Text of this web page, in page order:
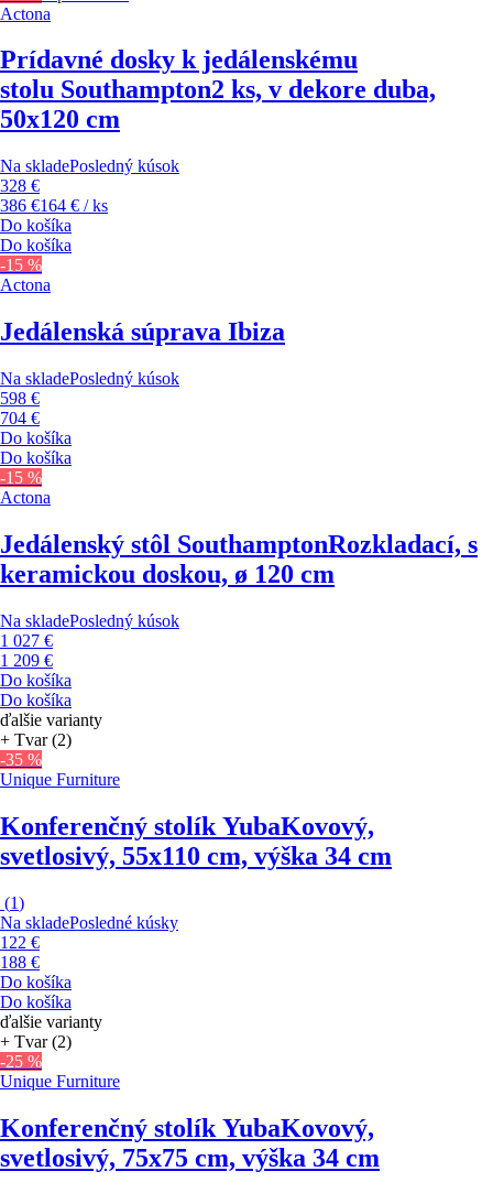
Actona
Prídavné dosky k jedálenskému
stolu Southampton2 ks, v dekore duba,
50x120 cm
Na skladePosledný kúsok
328 €
386 €164 € / ks
Do košíka
Do košíka
-15 %
Actona
Jedálenská súprava Ibiza
Na skladePosledný kúsok
598 €
704 €
Do košíka
Do košíka
-15 %
Actona
Jedálenský stôl SouthamptonRozkladací, s
keramickou doskou, ø 120 cm
Na skladePosledný kúsok
1 027 €
1 209 €
Do košíka
Do košíka
ďalšie varianty
+ Tvar (2)
-35 %
Unique Furniture
Konferenčný stolík YubaKovový,
svetlosivý, 55x110 cm, výška 34 cm
(1)
Na skladePosledné kúsky
122 €
188 €
Do košíka
Do košíka
ďalšie varianty
+ Tvar (2)
-25 %
Unique Furniture
Konferenčný stolík YubaKovový,
svetlosivý, 75x75 cm, výška 34 cm